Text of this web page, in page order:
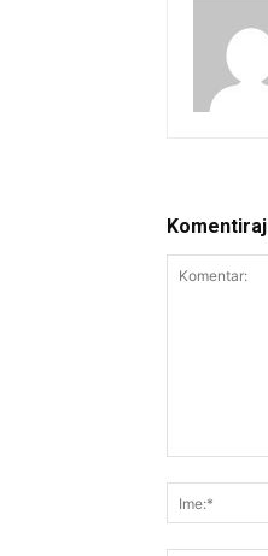
Komentiraj